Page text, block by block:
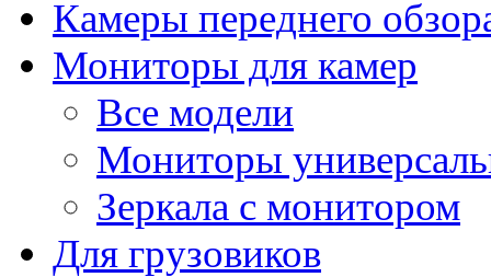
Камеры переднего
Мониторы для камер
Все модели
Мониторы
Зеркала с монитором
Для грузовиков